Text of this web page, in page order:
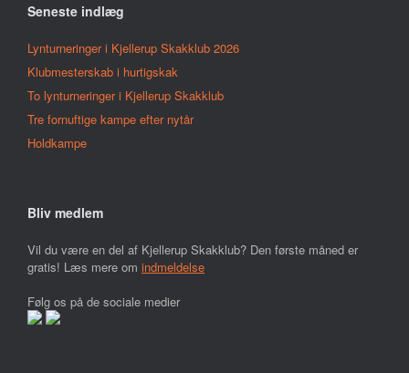
Seneste indlæg
Lynturneringer i Kjellerup Skakklub 2026
Klubmesterskab i hurtigskak
To lynturneringer i Kjellerup Skakklub
Tre fornuftige kampe efter nytår
Holdkampe
Bliv medlem
Vil du være en del af Kjellerup Skakklub? Den første måned er
gratis! Læs mere om indmeldelse
Følg os på de sociale medier